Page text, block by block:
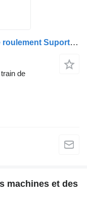
Autre pièce détachée pour train de roulement Suport arc lamelar, axă față spate stânga 20374686 pour camion Volvo FM9
de
machines et des